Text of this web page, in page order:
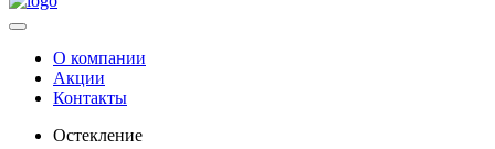
О компании
Акции
Контакты
Остекление